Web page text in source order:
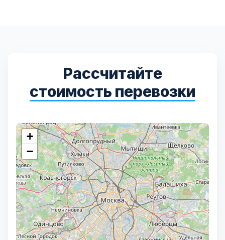
Рассчитайте
стоимость перевозки
+
−
Домодедовский
Дубна
Егорьевский 3
Зеленоградский 1
Истринский 11
Каширский 2